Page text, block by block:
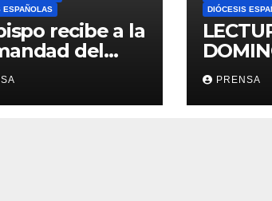
ESPAÑOLAS
recibe a la
del
DIÓCESIS
TIEMPO
PRENSA